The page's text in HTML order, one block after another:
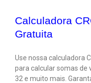
Calculadora
Gratuita
Use nossa calculadora
para calcular somas de
32 e muito mais.